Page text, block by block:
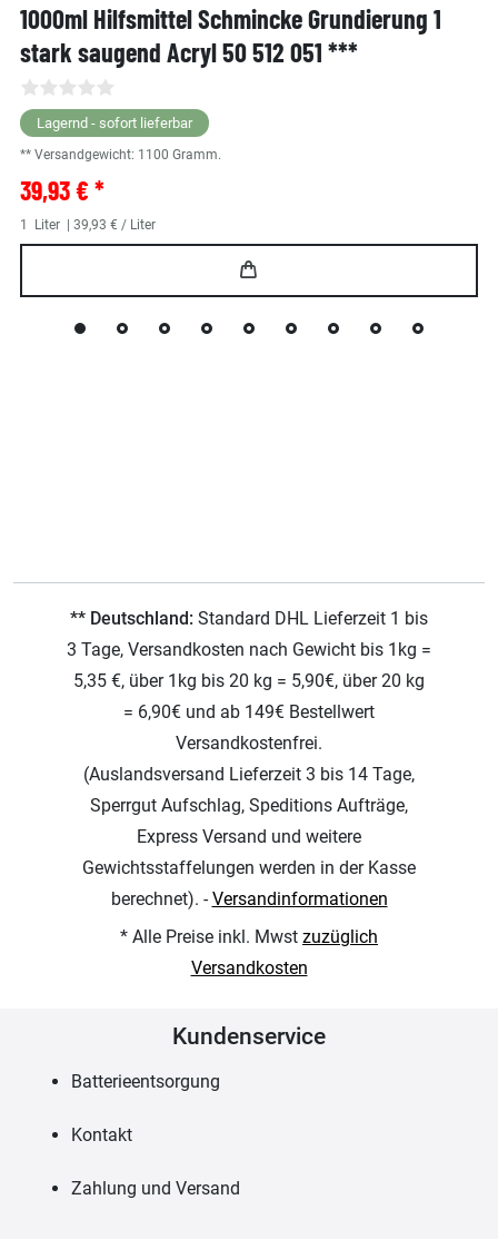
1000ml Hilfsmittel Schmincke Grundierung 1
stark saugend Acryl 50 512 051 ***
Lagernd - sofort lieferbar
** Versandgewicht: 1100 Gramm.
39,93 € *
1 Liter | 39,93 € / Liter
** Deutschland: Standard DHL Lieferzeit 1 bis
3 Tage, Versandkosten nach Gewicht bis 1kg =
5,35 €, über 1kg bis 20 kg = 5,90€, über 20 kg
= 6,90€ und ab 149€ Bestellwert
Versandkostenfrei.
(Auslandsversand Lieferzeit 3 bis 14 Tage,
Sperrgut Aufschlag, Speditions Aufträge,
Express Versand und weitere
Gewichtsstaffelungen werden in der Kasse
berechnet). -Versandinformationen
* Alle Preise inkl. Mwst zuzüglich
Versandkosten
Kundenservice
Batterieentsorgung
Kontakt
Zahlung und Versand